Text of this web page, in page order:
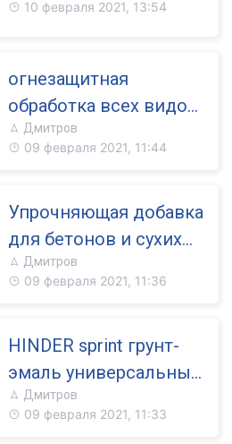
10 февраля 2021, 13:54
огнезащитная
обработка всех видов
поверхностей
Дмитров
09 февраля 2021, 11:44
Упрочняющая добавка
для бетонов и сухих
цементных смесей
Дмитров
09 февраля 2021, 11:36
HINDER sprint грунт-
эмаль универсальный
состав для
восстановления
Дмитров
09 февраля 2021, 11:33